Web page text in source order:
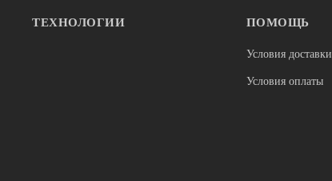
ТЕХНОЛОГИИ ПОМОЩЬ
Условия доставки
Условия оплаты